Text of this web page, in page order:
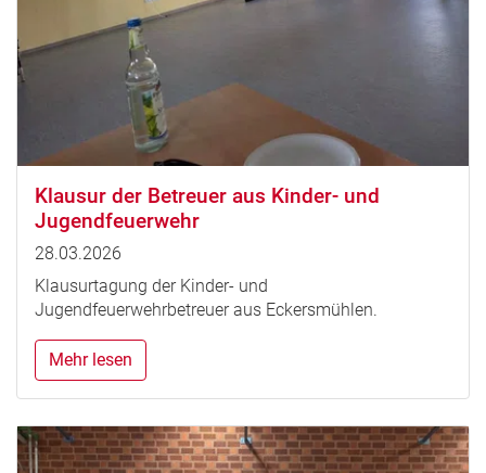
Klausur der Betreuer aus Kinder- und
Jugendfeuerwehr
28.03.2026
Klausurtagung der Kinder- und
Jugendfeuerwehrbetreuer aus Eckersmühlen.
Mehr lesen